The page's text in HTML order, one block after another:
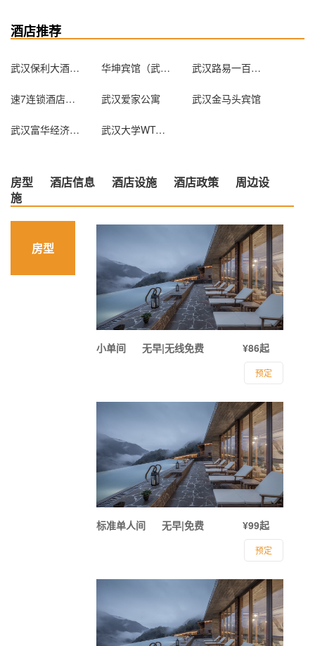
酒店推荐
武汉保利大酒店（原白玫瑰大酒店） 华坤宾馆（武汉竹叶山店） 武汉路易一百城市旅店
速7连锁酒店（钟家村归元寺店）（原汉阳火车站店） 武汉爱家公寓 武汉金马头宾馆
武汉富华经济宾馆 武汉大学WTO学院专家接待中心
房型 酒店信息 酒店设施 酒店政策
周边设
施
房型
小单间 ¥86起
无早|无线免费
预定
标准单人间 ¥99起
无早|免费
预定